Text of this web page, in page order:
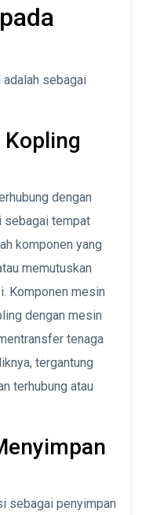
sebagai
dengan
sebagai tempat
komponen yang
memutuskan
Komponen mesin
dengan mesin
tenaga
tergantung
terhubung atau
sebagai penyimpan